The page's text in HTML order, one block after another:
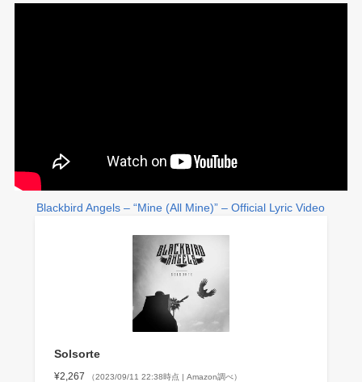
Blackbird Angels – “Mine (All Mine)” – Official Lyric Video
Solsorte
¥2,267 （2023/09/11 22:38時点 | Amazon調べ）